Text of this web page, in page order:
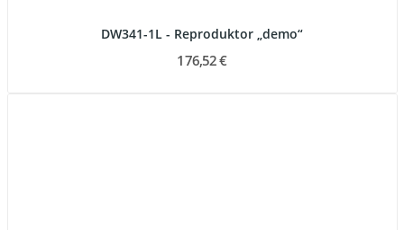
DW341-1L - Reproduktor „demo“
176,52 €